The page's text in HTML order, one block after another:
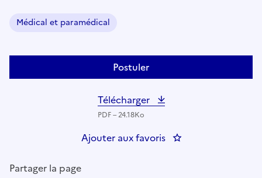
Domaine :
Médical et paramédical
Postuler
Télécharger
PDF – 24.18Ko
Ajouter aux favoris : aide-soignant
Partager la page